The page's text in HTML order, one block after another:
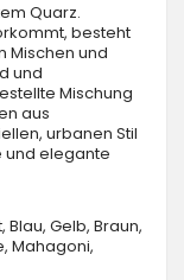
Quarz.
besteht
Mischen und
und
Mischung
aus
urbanen Stil
und elegante
Gelb, Braun,
Mahagoni,